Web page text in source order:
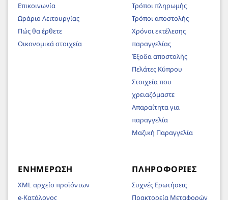
Επικοινωνία
Ωράριο Λειτουργίας
Πώς θα έρθετε
Οικονομικά στοιχεία
Τρόποι πληρωμής
Τρόποι αποστολής
Χρόνοι εκτέλεσης
παραγγελίας
Έξοδα αποστολής
Πελάτες Κύπρου
Στοιχεία που
χρειαζόμαστε
Απαραίτητα για
παραγγελία
Μαζική Παραγγελία
ΕΝΗΜΈΡΩΣΗ
XML αρχείο προϊόντων
e-Κατάλογος
ΠΛΗΡΟΦΟΡΊΕΣ
Συχνές Ερωτήσεις
Πρακτορεία Μεταφορών